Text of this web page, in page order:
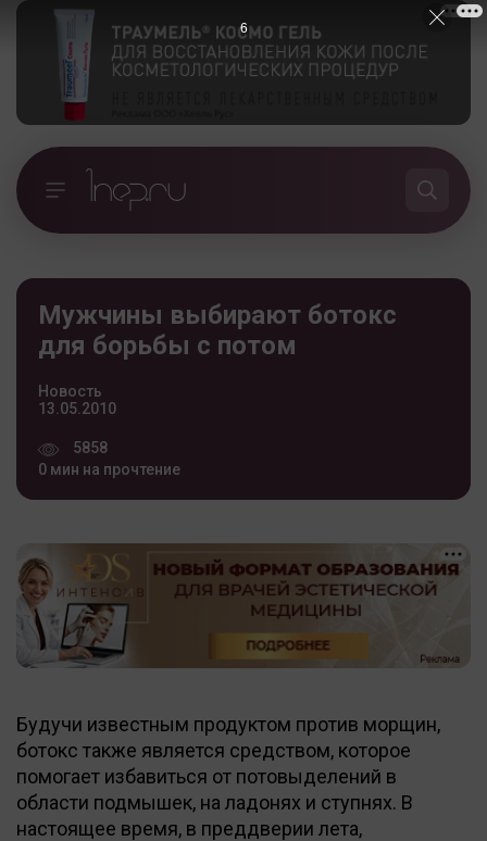
Мужчины выбирают ботокс
для борьбы с потом
Новость
13.05.2010
5858
0 мин на прочтение
Будучи известным продуктом против морщин,
ботокс также является средством, которое
помогает избавиться от потовыделений в
области подмышек, на ладонях и ступнях. В
настоящее время, в преддверии лета,
5